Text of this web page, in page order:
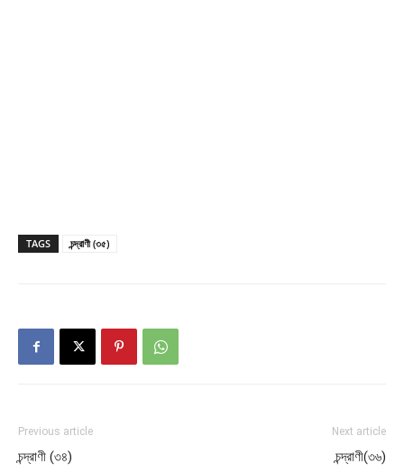
TAGS চন্দ্রাণী (৩৫)
Previous article
চন্দ্রাণী (৩৪)
Next article
চন্দ্রাণী(৩৬)